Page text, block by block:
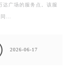
达广场的服务点。该服
…
2026-06-17